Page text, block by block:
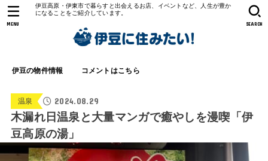
伊豆高原・伊東市で暮らすと出会えるお店、イベントなど、人生が豊か
になることをご紹介しています。
伊豆の物件情報 コメントはこちら
SEARCH
MENU
温泉 2024.08.29
木漏れ日温泉と大量マンガで癒やしを漫喫「伊
豆高原の湯」